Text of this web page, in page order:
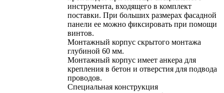
инструмента, входящего в комплект
поставки. При больших размерах фасадной
панели ее можно фиксировать при помощи
винтов.
Монтажный корпус скрытого монтажа
глубиной 60 мм.
Монтажный корпус имеет анкера для
крепления в бетон и отверстия для подвода
проводов.
Специальная конструкция